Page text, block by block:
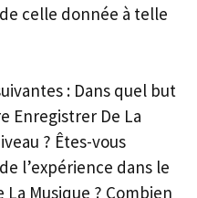
celle donnée à telle
: Dans quel but
Enregistrer De La
? Êtes-vous
l’expérience dans le
Musique ? Combien